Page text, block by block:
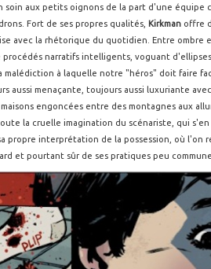
soin aux petits oignons de la part d'une équipe
Fort de ses propres qualités, Kirkman offre
avec la rhétorique du quotidien. Entre
procédés narratifs intelligents, voguant
malédiction à laquelle notre "héros" doit faire
aussi menaçante, toujours aussi luxuriante
engoncées entre des montagnes aux
la cruelle imagination du scénariste, qui
propre interprétation de la possession, où l'on
et pourtant sûr de ses pratiques peu